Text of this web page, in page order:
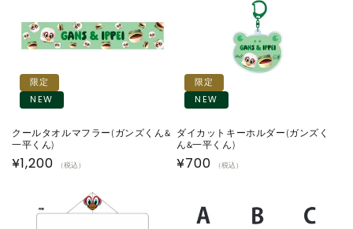
限定
NEW
クールタオルマフラー(ガンズくん&
一平くん)
通
¥1,200 （税込）
限定
NEW
ダイカットキーホルダー(ガンズく
ん&一平くん)
通
¥700 （税込）